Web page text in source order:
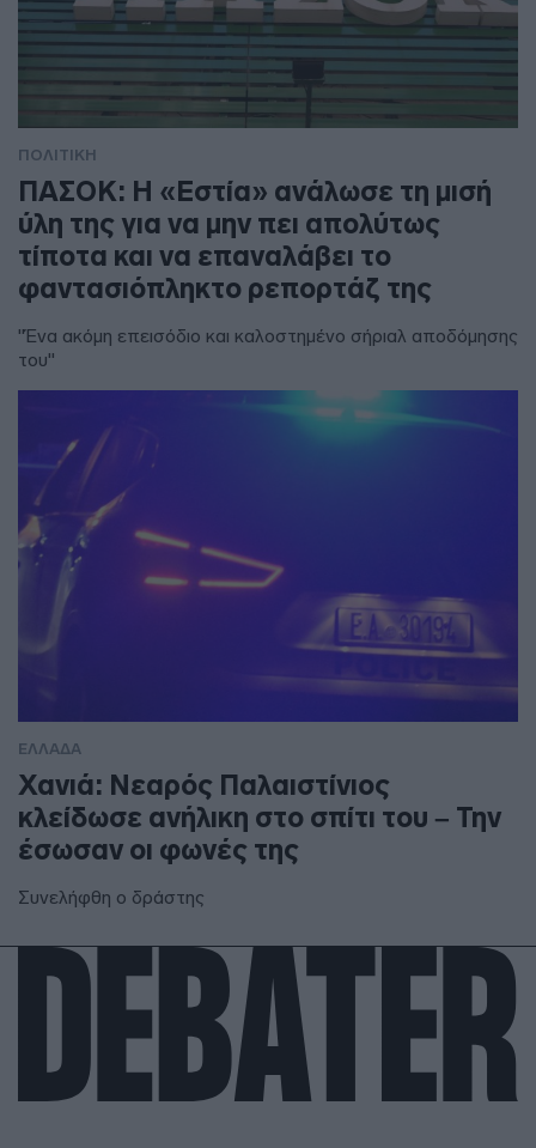
ΠΟΛΙΤΙΚΗ
ΠΑΣΟΚ: Η «Εστία» ανάλωσε τη μισή
ύλη της για να μην πει απολύτως
τίποτα και να επαναλάβει το
φαντασιόπληκτο ρεπορτάζ της
"Ένα ακόμη επεισόδιο και καλοστημένο σήριαλ αποδόμησης
του"
ΕΛΛΑΔΑ
Χανιά: Νεαρός Παλαιστίνιος
κλείδωσε ανήλικη στο σπίτι του – Την
έσωσαν οι φωνές της
Συνελήφθη ο δράστης